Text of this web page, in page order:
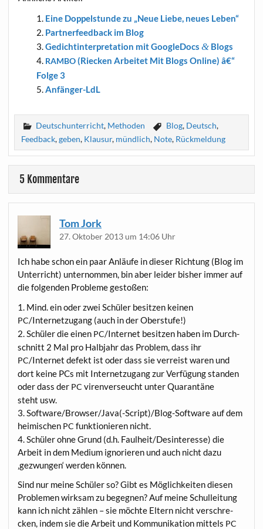
Eine Dop­pel­stun­de zu „Neue Lie­be, neu­es Leben“
Part­ner­feed­back im Blog
Gedicht­in­ter­pre­ta­ti­on mit Goo­g­le­Docs &Blogs
RAMBO(Riecken Arbei­tet Mit Blogs Online) â€“
Fol­ge 3
Anfän­ger-LdL
Deutschunterricht, Methoden Blog, Deutsch,
Feedback,geben, Klausur, mündlich, Note, Rückmeldung
5 Kommentare
Tom Jork
27. Oktober 2013 um 14:06 Uhr
Ich habe schon ein paar Anläu­fe in die­ser Rich­tung (Blog im
Unter­richt) unter­nom­men, bin aber lei­der bis­her immer auf
die fol­gen­den Pro­ble­me gestoßen:
1. Mind. ein oder zwei Schü­ler besit­zen kei­nen
PC/Internetzugang (auch in der Oberstufe!)
2. Schü­ler die einen PC/Internet besit­zen haben im Durch­
schnitt 2 Mal pro Halb­jahr das Pro­blem, dass ihr
PC/Internet defekt ist oder dass sie ver­reist waren und
dort kei­ne PCs mit Inter­net­zu­gang zur Ver­fü­gung stan­den
oder dass der PC viren­ver­seucht unter Qua­ran­tä­ne
steht usw.
3. Software/Browser/Java(-Script)/Blog-Software auf dem
hei­mi­schen PC funk­tio­nie­ren nicht.
4. Schü­ler ohne Grund (d.h. Faulheit/Desinteresse) die
Arbeit in dem Medi­um igno­rie­ren und auch nicht dazu
‚gezwun­gen‘ wer­den können.
Sind nur mei­ne Schü­ler so? Gibt es Mög­lich­kei­ten die­sen
Pro­ble­men wirk­sam zu begeg­nen? Auf mei­ne Schul­lei­tung
kann ich nicht zäh­len – sie möch­te Eltern nicht ver­schre­
cken, indem sie die Arbeit und Kom­mu­ni­ka­ti­on mit­tels PC